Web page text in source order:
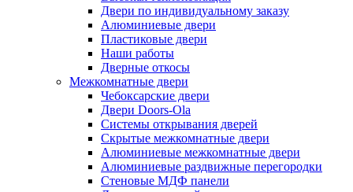
Двери по индивидуальному заказу
Алюминиевые двери
Пластиковые двери
Наши работы
Дверные откосы
Межкомнатные двери
Чебоксарские двери
Двери Doors-Ola
Системы открывания дверей
Скрытые межкомнатные двери
Алюминиевые межкомнатные двери
Алюминиевые раздвижные перегородки
Стеновые МДФ панели